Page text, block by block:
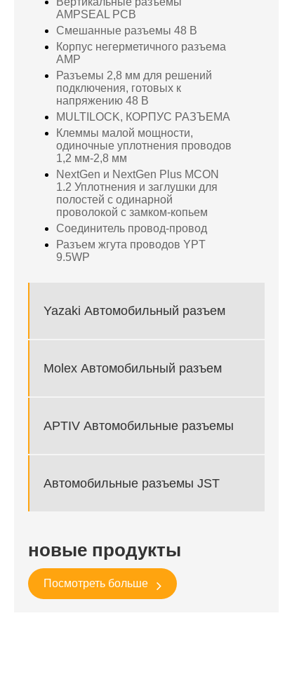
AMPSEAL PCB
Смешанные разъемы 48 В
Корпус негерметичного разъема
AMP
Разъемы 2,8 мм для решений
подключения, готовых к
напряжению 48 В
MULTILOCK, КОРПУС РАЗЪЕМА
Клеммы малой мощности,
одиночные уплотнения проводов
1,2 мм-2,8 мм
NextGen и NextGen Plus MCON
1.2 Уплотнения и заглушки для
полостей с одинарной
проволокой с замком-копьем
Соединитель провод-провод
Разъем жгута проводов YPT
9.5WP
Yazaki Автомобильный разъем
Molex Автомобильный разъем
APTIV Автомобильные разъемы
Автомобильные разъемы JST
новые продукты
Посмотреть больше